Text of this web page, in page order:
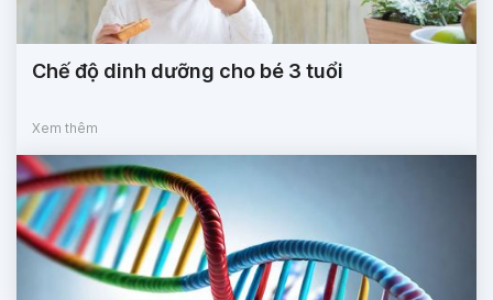
Chế độ dinh dưỡng cho bé 3 tuổi
Xem thêm